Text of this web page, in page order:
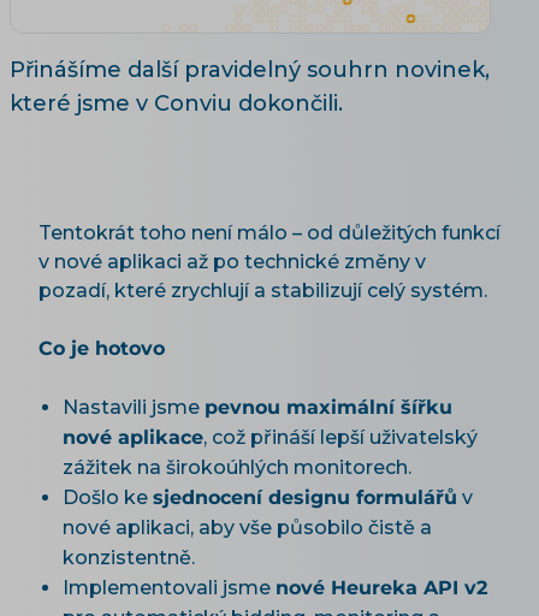
Přinášíme další pravidelný souhrn novinek,
které jsme v Conviu dokončili.
Tentokrát toho není málo – od důležitých funkcí
v nové aplikaci až po technické změny v
pozadí, které zrychlují a stabilizují celý systém.
Co je hotovo
Nastavili jsme pevnou maximální šířku
nové aplikace, což přináší lepší uživatelský
zážitek na širokoúhlých monitorech.
Došlo ke sjednocení designu formulářů v
nové aplikaci, aby vše působilo čistě a
konzistentně.
Implementovali jsme nové Heureka API v2